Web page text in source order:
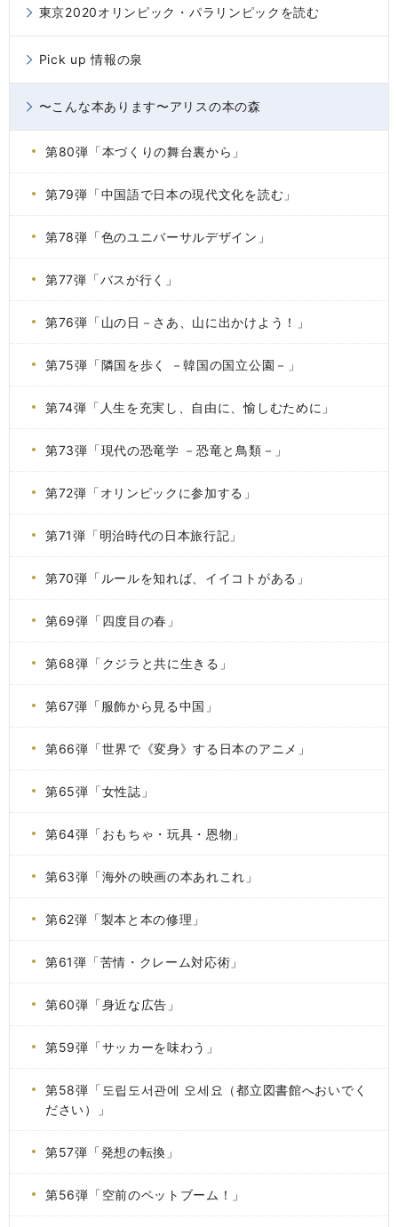
東京2020オリンピック・パラリンピックを読む
Pick up 情報の泉
〜こんな本あります〜アリスの本の森
第80弾「本づくりの舞台裏から」
第79弾「中国語で日本の現代文化を読む」
第78弾「色のユニバーサルデザイン」
第77弾「バスが行く」
第76弾「山の日－さあ、山に出かけよう！」
第75弾「隣国を歩く －韓国の国立公園－」
第74弾「人生を充実し、自由に、愉しむために」
第73弾「現代の恐竜学 －恐竜と鳥類－」
第72弾「オリンピックに参加する」
第71弾「明治時代の日本旅行記」
第70弾「ルールを知れば、イイコトがある」
第69弾「四度目の春」
第68弾「クジラと共に生きる」
第67弾「服飾から見る中国」
第66弾「世界で《変身》する日本のアニメ」
第65弾「女性誌」
第64弾「おもちゃ・玩具・恩物」
第63弾「海外の映画の本あれこれ」
第62弾「製本と本の修理」
第61弾「苦情・クレーム対応術」
第60弾「身近な広告」
第59弾「サッカーを味わう」
第58弾「도립도서관에 오세요（都立図書館へおいでく
ださい）」
第57弾「発想の転換」
第56弾「空前のペットブーム！」